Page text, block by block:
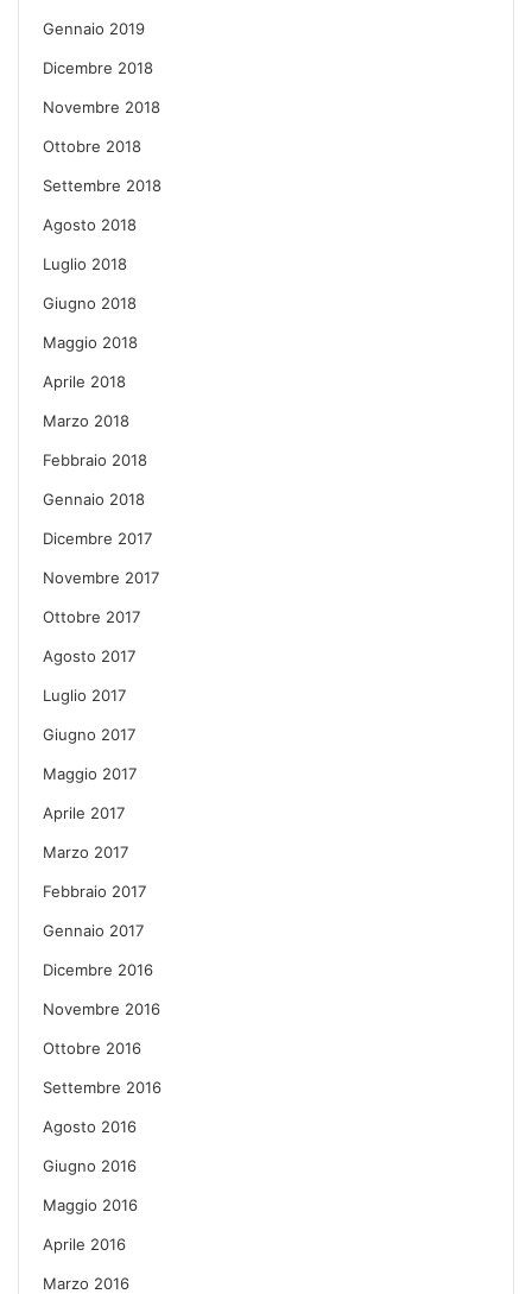
Gennaio 2019
Dicembre 2018
Novembre 2018
Ottobre 2018
Settembre 2018
Agosto 2018
Luglio 2018
Giugno 2018
Maggio 2018
Aprile 2018
Marzo 2018
Febbraio 2018
Gennaio 2018
Dicembre 2017
Novembre 2017
Ottobre 2017
Agosto 2017
Luglio 2017
Giugno 2017
Maggio 2017
Aprile 2017
Marzo 2017
Febbraio 2017
Gennaio 2017
Dicembre 2016
Novembre 2016
Ottobre 2016
Settembre 2016
Agosto 2016
Giugno 2016
Maggio 2016
Aprile 2016
Marzo 2016